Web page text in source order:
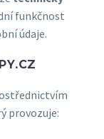
funkčnost
údaje.
provozuje: